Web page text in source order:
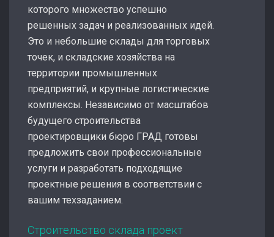
которого множество успешно
решенных задач и реализованных идей.
Это и небольшие склады для торговых
точек, и складские хозяйства на
территории промышленных
предприятий, и крупные логистические
комплексы. Независимо от масштабов
будущего строительства
проектировщики бюро ГРАД готовы
предложить свои профессиональные
услуги и разработать подходящие
проектные решения в соответствии с
вашим техзаданием.
Строительство склада проект